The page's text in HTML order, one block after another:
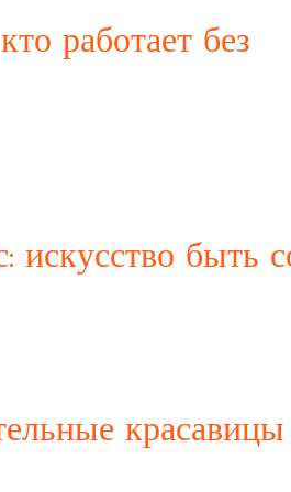
работает без
искусство быть
красавицы